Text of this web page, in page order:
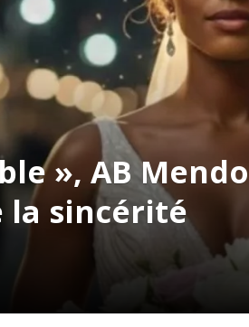
», AB
la sincérité